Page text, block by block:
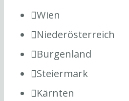
Wien
Niederösterreich
Burgenland
Steiermark
Kärnten